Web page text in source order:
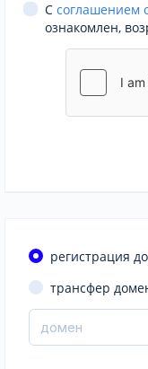
С соглашением
ознакомлен,
регистрация
трансфер